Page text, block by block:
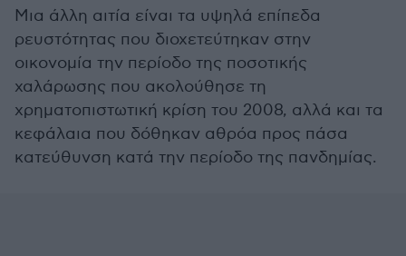
Μια άλλη αιτία είναι τα υψηλά επίπεδα
ρευστότητας που διοχετεύτηκαν στην
οικονομία την περίοδο της ποσοτικής
χαλάρωσης που ακολούθησε τη
χρηματοπιστωτική κρίση του 2008, αλλά και τα
κεφάλαια που δόθηκαν αθρόα προς πάσα
κατεύθυνση κατά την περίοδο της πανδημίας.